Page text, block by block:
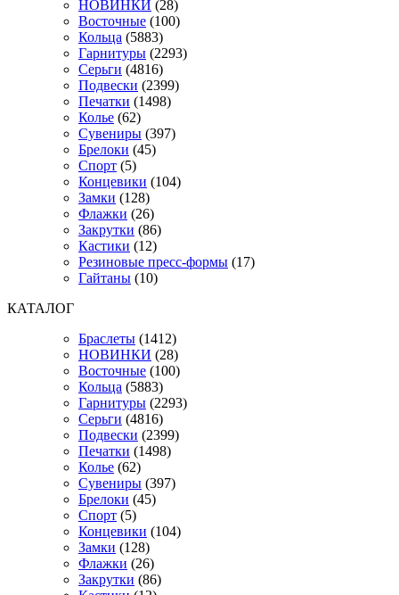
НОВИНКИ (28)
Восточные (100)
Кольца (5883)
Гарнитуры (2293)
Серьги (4816)
Подвески (2399)
Печатки (1498)
Колье (62)
Сувениры (397)
Брелоки (45)
Спорт (5)
Концевики (104)
Замки (128)
Флажки (26)
Закрутки (86)
Кастики (12)
Резиновые пресс-формы (17)
Гайтаны (10)
КАТАЛОГ
Браслеты (1412)
НОВИНКИ (28)
Восточные (100)
Кольца (5883)
Гарнитуры (2293)
Серьги (4816)
Подвески (2399)
Печатки (1498)
Колье (62)
Сувениры (397)
Брелоки (45)
Спорт (5)
Концевики (104)
Замки (128)
Флажки (26)
Закрутки (86)